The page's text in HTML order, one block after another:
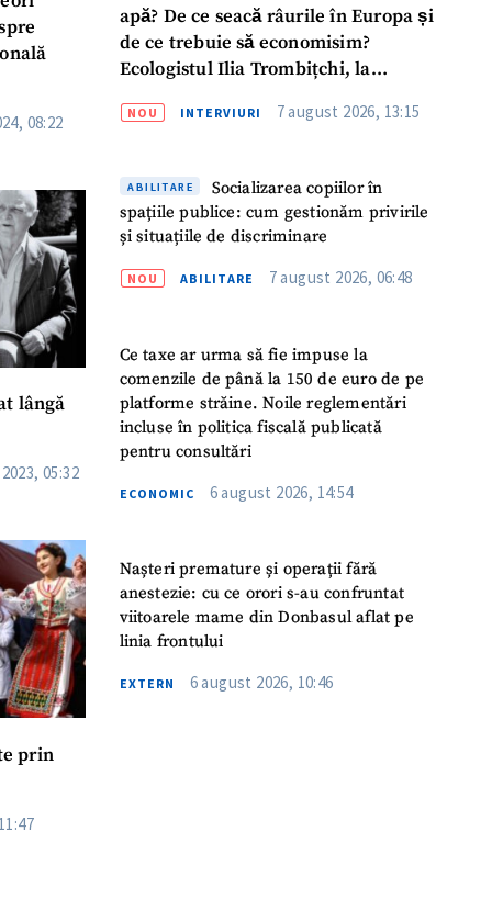
08:22
lângă
05:32
prin
apă? De ce seacă râurile în Europa și
de ce trebuie să economisim?
Ecologistul Ilia Trombițchi, la
NOU INTERVIURI 7 august 2026, 13:15
ABILITARE
Socializarea copiilor în
spațiile publice: cum gestionăm privirile
și situațiile de discriminare
NOU ABILITARE 7 august 2026, 06:48
Ce taxe ar urma să fie impuse la
comenzile de până la 150 de euro de pe
platforme străine. Noile reglementări
incluse în politica fiscală publicată
pentru consultări
ECONOMIC 6 august 2026, 14:54
Nașteri premature și operații fără
anestezie: cu ce orori s-au confruntat
viitoarele mame din Donbasul aflat pe
linia frontului
EXTERN 6 august 2026, 10:46